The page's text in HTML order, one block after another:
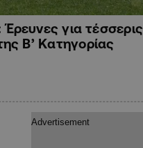
για τέσσερις
Β’ Κατηγορίας